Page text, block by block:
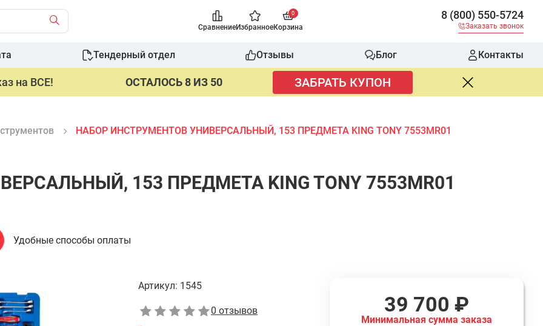
СравнениеИзбранное
0
Корзина
8 (800) 550-5724
Заказать звонок
Тендерный отдел Отзывы Блог Контакты
на ВСЕ! ОСТАЛОСЬ 8 ИЗ 50 ЗАБРАТЬ КУПОН
НАБОР ИНСТРУМЕНТОВ УНИВЕРСАЛЬНЫЙ, 153 ПРЕДМЕТА KING TONY 7553MR01
153 ПРЕДМЕТА KING TONY 7553MR01
Удобные способы оплаты
Артикул: 1545
0 отзывов
39 700 ₽
Минимальная сумма заказа